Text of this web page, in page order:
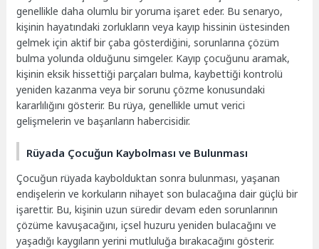
genellikle daha olumlu bir yoruma işaret eder. Bu senaryo,
kişinin hayatındaki zorlukların veya kayıp hissinin üstesinden
gelmek için aktif bir çaba gösterdiğini, sorunlarına çözüm
bulma yolunda olduğunu simgeler. Kayıp çocuğunu aramak,
kişinin eksik hissettiği parçaları bulma, kaybettiği kontrolü
yeniden kazanma veya bir sorunu çözme konusundaki
kararlılığını gösterir. Bu rüya, genellikle umut verici
gelişmelerin ve başarıların habercisidir.
Rüyada Çocuğun Kaybolması ve Bulunması
Çocuğun rüyada kaybolduktan sonra bulunması, yaşanan
endişelerin ve korkuların nihayet son bulacağına dair güçlü bir
işarettir. Bu, kişinin uzun süredir devam eden sorunlarının
çözüme kavuşacağını, içsel huzuru yeniden bulacağını ve
yaşadığı kaygıların yerini mutluluğa bırakacağını gösterir.